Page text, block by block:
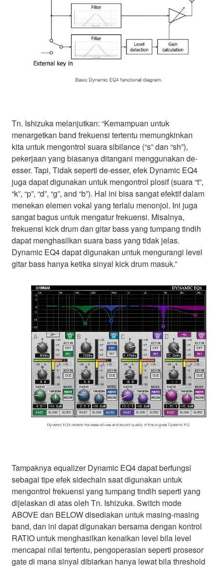
Tn. Ishizuka melanjutkan: “Kemampuan untuk
menargetkan band frekuensi tertentu memungkinkan
kita untuk mengontrol suara sibilance (“s” dan “sh”),
pekerjaan yang biasanya ditangani menggunakan de-
esser. Tapi, Tidak seperti de-esser, efek Dynamic EQ4
juga dapat digunakan untuk mengontrol plosif (suara “t”,
“k”, “p”, “d”, “g”, and “b”). Hal ini bisa sangat efektif dalam
menekan elemen vokal yang terlalu menonjol. Ini juga
sangat bagus untuk mengatur frekuensi. Misalnya,
frekuensi kick drum dan gitar bass yang tumpang tindih
dapat menghasilkan suara bass yang tidak jelas.
Dynamic EQ4 dapat digunakan untuk mengurangi level
gitar bass hanya ketika sinyal kick drum masuk.”
Tampaknya equalizer Dynamic EQ4 dapat berfungsi
sebagai tipe efek sidechain saat digunakan untuk
mengontrol frekuensi yang tumpang tindih seperti yang
dijelaskan di atas oleh Tn. Ishizuka. Switch mode
ABOVE dan BELOW disediakan untuk masing-masing
band, dan ini dapat digunakan bersama dengan kontrol
RATIO untuk menghasilkan kenaikan level bila level
mencapai nilai tertentu, pengoperasian seperti prosesor
gate di mana sinyal dibiarkan hanya lewat bila threshold